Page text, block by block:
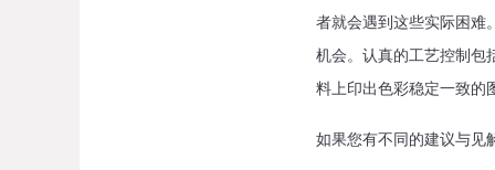
者就会遇到这些实际困难
机会。认真的工艺控制包
料上印出色彩稳定一致的
如果您有不同的建议与见